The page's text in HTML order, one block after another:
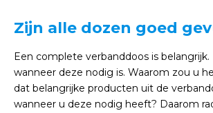
Zijn alle dozen goed
Een complete verbanddoos is
wanneer deze nodig is. Waarom zou u
dat belangrijke producten uit de
wanneer u deze nodig heeft? Daarom